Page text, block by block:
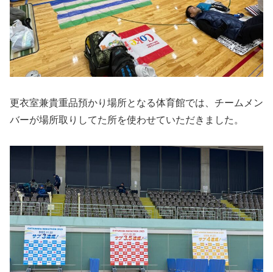
更衣室兼貴重品預かり場所となる体育館では、チームメン
バーが場所取りしてた所を使わせていただきました。